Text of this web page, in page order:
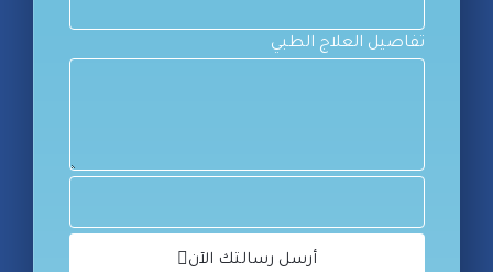
تفاصيل العلاج الطبي
أرسل رسالتك الآن